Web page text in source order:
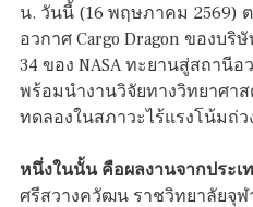
น. วันนี้ (16 พฤษภาคม 2569)
อวกาศ Cargo Dragon ของบริ
34 ของ NASA ทะยานสู่สถานีอ
พร้อมนำงานวิจัยทางวิทยาศา
ทดลองในสภาวะไร้แรงโน้มถ่ว
หนึ่งในนั้น คือผลงานจากประเ
ศรีสวางควัฒน ราชวิทยาลัยจุฬ